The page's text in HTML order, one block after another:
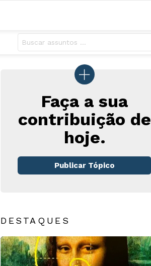
Faça a sua
contribuição de
hoje.
Publicar Tópico
DESTAQUES